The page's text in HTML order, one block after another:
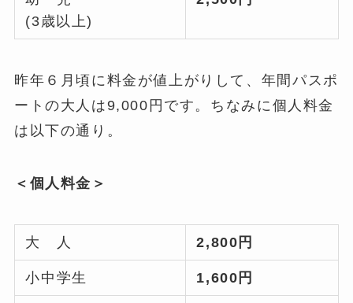
(3歳以上)
昨年６月頃に料金が値上がりして、年間パスポ
ートの大人は9,000円です。ちなみに個人料金
は以下の通り。
＜個人料金＞
大 人 2,800円
小中学生 1,600円